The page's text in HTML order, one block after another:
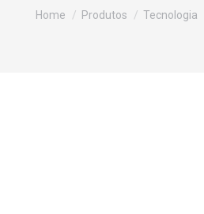
You are here:
Home Produtos Tecnologia